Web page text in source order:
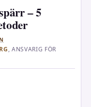
– 5
, ANSVARIG FÖR